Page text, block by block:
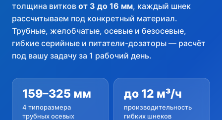
info@pksystems.ru
толщина витков от 3 до 16 мм, каждый шнек
рассчитываем под конкретный материал.
Трубные, желобчатые, осевые и безосевые,
гибкие серийные и питатели-дозаторы — расчёт
под вашу задачу за 1 рабочий день.
159–325 мм
4 типоразмера
трубных осевых
до 12 м³/ч
производительность
гибких шнеков